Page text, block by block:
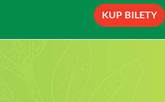
KUP BILETY